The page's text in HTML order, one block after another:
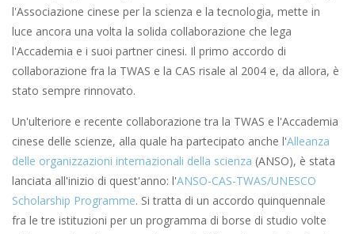
l'Associazione cinese per la scienza e la tecnologia, mette in
luce ancora una volta la solida collaborazione che lega
l'Accademia e i suoi partner cinesi. Il primo accordo di
collaborazione fra la TWAS e la CAS risale al 2004 e, da allora, è
stato sempre rinnovato.
Un'ulteriore e recente collaborazione tra la TWAS e l'Accademia
cinese delle scienze, alla quale ha partecipato anche l'Alleanza
delle organizzazioni internazionali della scienza (ANSO), è stata
lanciata all'inizio di quest'anno: l'ANSO-CAS-TWAS/UNESCO
Scholarship Programme. Si tratta di un accordo quinquennale
fra le tre istituzioni per un programma di borse di studio volte